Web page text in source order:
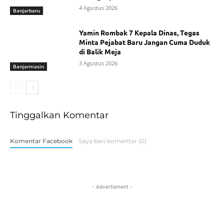
Banjarbaru 4 Agustus 2026
Banjarmasin
Yamin Rombak 7 Kepala Dinas, Tegas
Minta Pejabat Baru Jangan Cuma Duduk
di Balik Meja
3 Agustus 2026
Tinggalkan Komentar
Komentar Facebook Saya beri komentar (0)
- Advertisment -